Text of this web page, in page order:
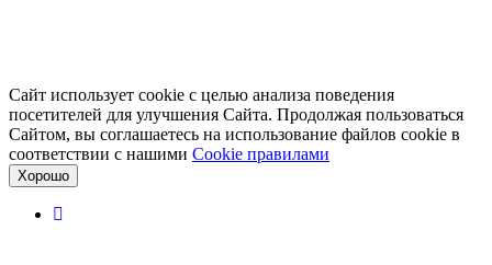
Сайт использует cookie с целью анализа поведения
посетителей для улучшения Сайта. Продолжая пользоваться
Сайтом, вы соглашаетесь на использование файлов cookie в
соответствии с нашими Cookiе правилами
Хорошо